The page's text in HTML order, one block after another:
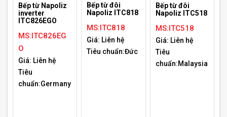
Bếp từ Napoliz
inverter
ITC826EGO
MS:ITC826EG
O
Giá: Liên hệ
Tiêu
chuẩn:Germany
Bếp từ đôi
Napoliz ITC818
MS:ITC818
Giá: Liên hệ
Tiêu chuẩn:Đức
Bếp từ đôi
Napoliz ITC518
MS:ITC518
Giá: Liên hệ
Tiêu
chuẩn:Malaysia